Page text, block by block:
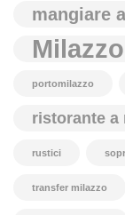
mangiare
Milazzo
portomilazzo
ristorante a
rustici
transfer milazzo